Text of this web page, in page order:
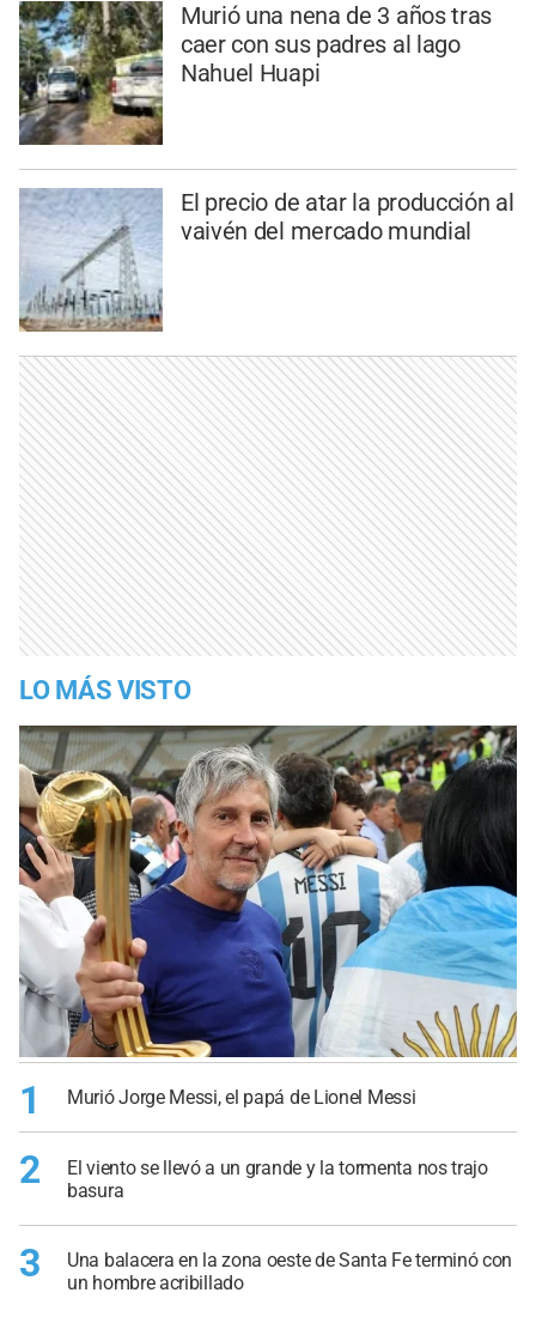
Murió una nena de 3 años tras
caer con sus padres al lago
Nahuel Huapi
El precio de atar la producción al
vaivén del mercado mundial
LO MÁS VISTO
1 Murió Jorge Messi, el papá de Lionel Messi
2
El viento se llevó a un grande y la tormenta nos trajo
basura
3
Una balacera en la zona oeste de Santa Fe terminó con
un hombre acribillado